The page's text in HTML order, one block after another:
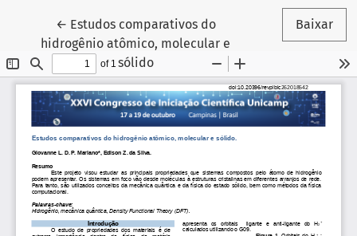
← Voltar aos Detalhes do Artigo
Estudos comparativos do
hidrogênio atômico, molecular e
sólido
Baixar